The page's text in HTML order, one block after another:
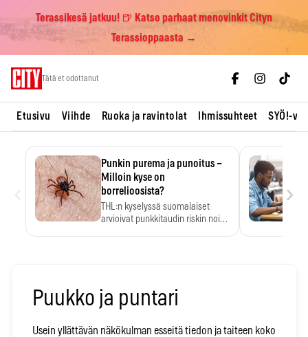
Terassikesä jatkuu! 🍺 Katso parhaat menovinkit Cityn
Terassioppaasta →
Tätä et odottanut
Etusivu Viihde Ruoka ja ravintolat Ihmissuhteet SYÖ!-
Punkin purema ja punoitus –
Milloin kyse on
borrelioosista?
THL:n kyselyssä suomalaiset
arvioivat punkkitaudin riskin noin
›
Puukko ja puntari
Usein yllättävän näkökulman esseitä tiedon ja taiteen koko